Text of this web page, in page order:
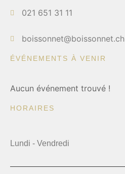
021 651 31 11
boissonnet@boissonnet.ch
ÉVÉNEMENTS À VENIR
Aucun événement trouvé !
HORAIRES
Lundi - Vendredi